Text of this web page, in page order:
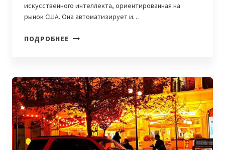
искусственного интеллекта, ориентированная на
рынок США. Она автоматизирует и…
ПОДРОБНЕЕ ALOQAVENTURES
DATATRUCK